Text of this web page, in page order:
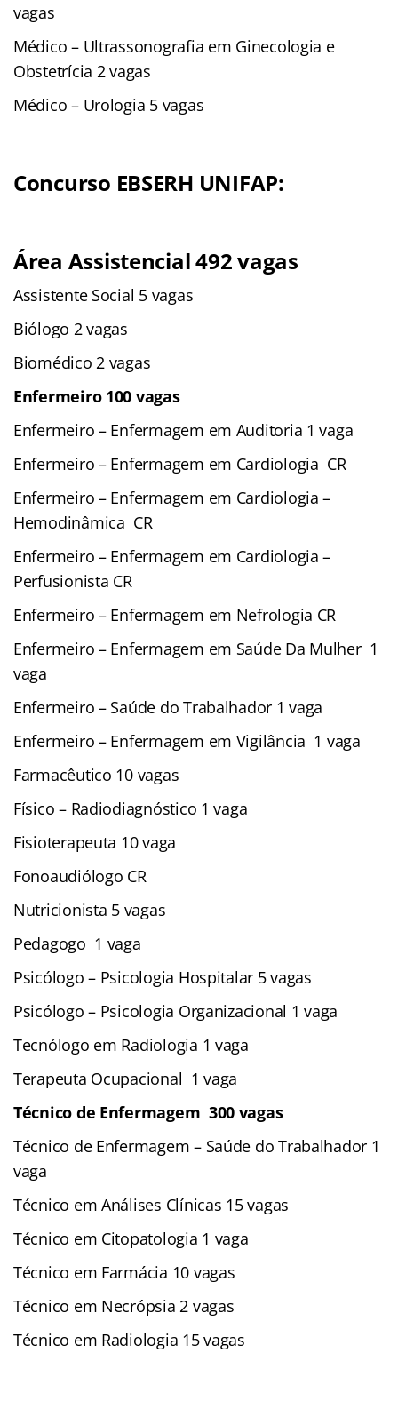
vagas
Médico – Ultrassonografia em Ginecologia e
Obstetrícia 2 vagas
Médico – Urologia 5 vagas
Concurso EBSERH UNIFAP:
Área Assistencial 492 vagas
Assistente Social 5 vagas
Biólogo 2 vagas
Biomédico 2 vagas
Enfermeiro 100 vagas
Enfermeiro – Enfermagem em Auditoria 1 vaga
Enfermeiro – Enfermagem em Cardiologia CR
Enfermeiro – Enfermagem em Cardiologia –
Hemodinâmica CR
Enfermeiro – Enfermagem em Cardiologia –
Perfusionista CR
Enfermeiro – Enfermagem em Nefrologia CR
Enfermeiro – Enfermagem em Saúde Da Mulher 1
vaga
Enfermeiro – Saúde do Trabalhador 1 vaga
Enfermeiro – Enfermagem em Vigilância 1 vaga
Farmacêutico 10 vagas
Físico – Radiodiagnóstico 1 vaga
Fisioterapeuta 10 vaga
Fonoaudiólogo CR
Nutricionista 5 vagas
Pedagogo 1 vaga
Psicólogo – Psicologia Hospitalar 5 vagas
Psicólogo – Psicologia Organizacional 1 vaga
Tecnólogo em Radiologia 1 vaga
Terapeuta Ocupacional 1 vaga
Técnico de Enfermagem 300 vagas
Técnico de Enfermagem – Saúde do Trabalhador 1
vaga
Técnico em Análises Clínicas 15 vagas
Técnico em Citopatologia 1 vaga
Técnico em Farmácia 10 vagas
Técnico em Necrópsia 2 vagas
Técnico em Radiologia 15 vagas